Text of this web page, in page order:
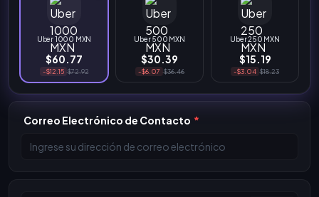
Uber 1000 MXN
$60.77
-$12.15 $72.92
Uber 500 MXN
$30.39
-$6.07 $36.46
Uber 250 MXN
$15.19
-$3.04 $18.23
Correo Electrónico de Contacto *